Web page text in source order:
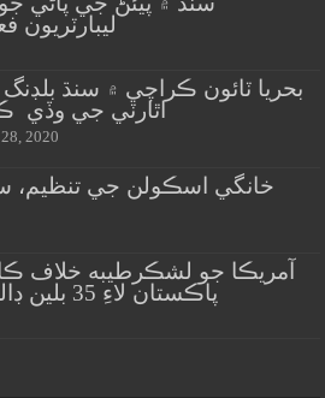
ليبارٽريون
بحريا ٽائون ڪراچي ۾ سنڌ
اٿارٽي جي وڏي
2020
خانگي اسڪولن جي تنظيم،
آمريڪا جو لشڪرطيبه خلاف
پاڪستان لاءِ 35 بلين ڊالرز جي امداد جو فيصلو